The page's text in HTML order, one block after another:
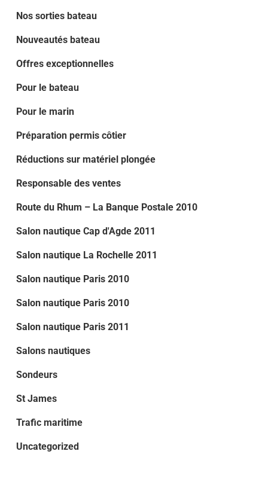
Nos sorties bateau
Nouveautés bateau
Offres exceptionnelles
Pour le bateau
Pour le marin
Préparation permis côtier
Réductions sur matériel plongée
Responsable des ventes
Route du Rhum – La Banque Postale 2010
Salon nautique Cap d'Agde 2011
Salon nautique La Rochelle 2011
Salon nautique Paris 2010
Salon nautique Paris 2010
Salon nautique Paris 2011
Salons nautiques
Sondeurs
St James
Trafic maritime
Uncategorized